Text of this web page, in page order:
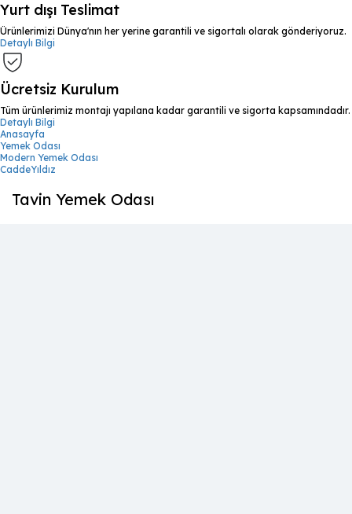
Yurt dışı Teslimat
Ürünlerimizi Dünya'nın her yerine garantili ve sigortalı olarak gönderiyoruz.
Detaylı Bilgi
Ücretsiz Kurulum
Tüm ürünlerimiz montajı yapılana kadar garantili ve sigorta kapsamındadır.
Detaylı Bilgi
Anasayfa
Yemek Odası
Modern Yemek Odası
CaddeYıldız
Tavin Yemek Odası